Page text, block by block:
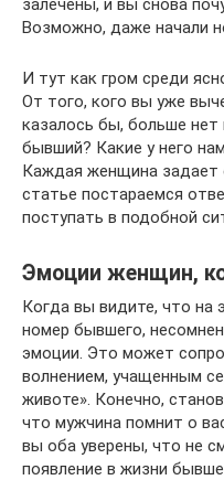
Возможно, даже начали
И тут как гром среди
От того, кого вы уже
казалось бы, больше
бывший? Какие у него
Каждая женщина задает
статье постараемся
поступать в подобной
Эмоции женщин,
Когда вы видите, что на
номер бывшего,
эмоции. Это может
волнением, учащенным
животе». Конечно,
что мужчина помнит о
вы оба уверены, что не
появление в жизни